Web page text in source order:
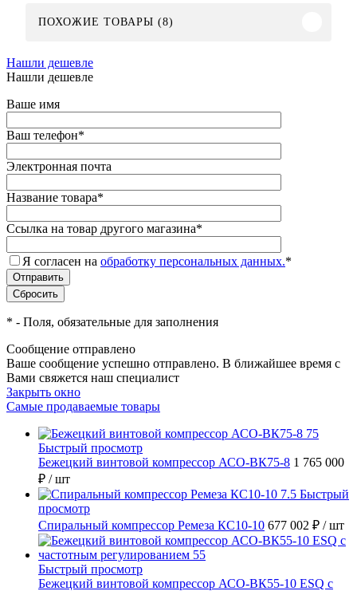
ПОХОЖИЕ ТОВАРЫ (8)
Нашли дешевле
Нашли дешевле
Ваше имя
Ваш телефон*
Электронная почта
Название товара*
Ссылка на товар другого магазина*
Я согласен на обработку персональных данных.*
* - Поля, обязательные для заполнения
Сообщение отправлено
Ваше сообщение успешно отправлено. В ближайшее время с
Вами свяжется наш специалист
Закрыть окно
Самые продаваемые товары
Быстрый просмотр
Бежецкий винтовой компрессор АСО-ВК75-8 1 765 000
₽ / шт
Быстрый
просмотр
Спиральный компрессор Ремеза КС10-10 677 002 ₽ / шт
Быстрый просмотр
Бежецкий винтовой компрессор АСО-ВК55-10 ESQ с